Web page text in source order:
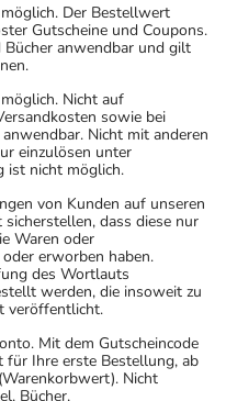
Der Bestellwert
Gutscheine und Coupons.
anwendbar und gilt
Nicht auf
sowie bei
Nicht mit anderen
einzulösen unter
ist nicht möglich.
von Kunden auf unseren
dass diese nur
Waren oder
erworben haben.
des Wortlauts
werden, die insoweit zu
veröffentlicht.
Mit dem Gutscheincode
für Ihre erste Bestellung, ab
Nicht
Bücher,